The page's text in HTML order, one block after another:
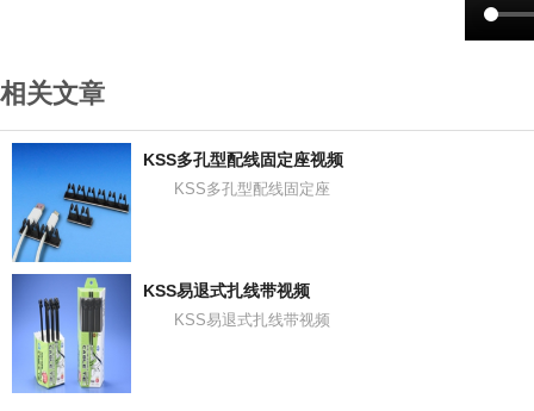
相关文章
KSS多孔型配线固定座视频
KSS多孔型配线固定座
KSS易退式扎线带视频
KSS易退式扎线带视频